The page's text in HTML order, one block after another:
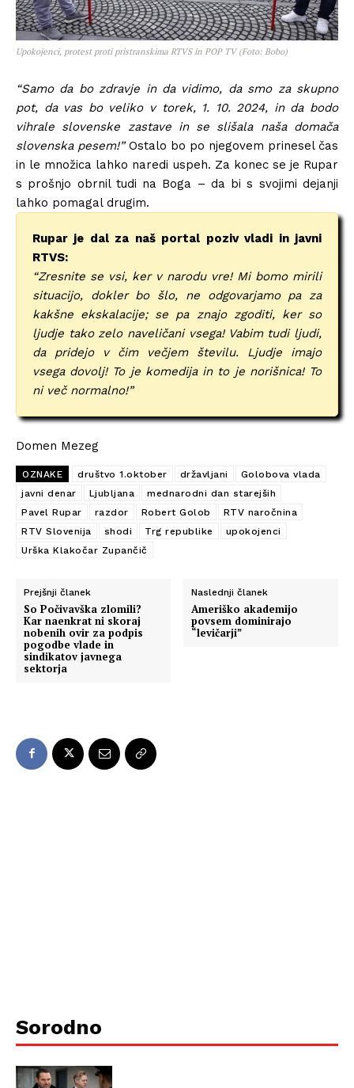
Upokojenci, protest proti pristranskima RTVS in POP TV (Foto: Bobo)
“Samo da bo zdravje in da vidimo, da smo za skupno
pot, da vas bo veliko v torek, 1. 10. 2024, in da bodo
vihrale slovenske zastave in se slišala naša domača
slovenska pesem!”Ostalo bo po njegovem prinesel čas
in le množica lahko naredi uspeh. Za konec se je Rupar
s prošnjo obrnil tudi na Boga – da bi s svojimi dejanji
lahko pomagal drugim.
Rupar je dal za naš portal poziv vladi in javni
RTVS:
“Zresnite se vsi, ker v narodu vre! Mi bomo mirili
situacijo, dokler bo šlo, ne odgovarjamo pa za
kakšne ekskalacije; se pa znajo zgoditi, ker so
ljudje tako zelo naveličani vsega! Vabim tudi ljudi,
da pridejo v čim večjem številu. Ljudje imajo
vsega dovolj! To je komedija in to je norišnica! To
ni več normalno!”
Domen Mezeg
OZNAKE društvo 1.oktober državljani
Golobova vlada
javni denar
Ljubljana
mednarodni dan starejših
Pavel Rupar
razdor Robert Golob
RTV naročnina
RTV Slovenija
shodi Trg republike
upokojenci
Urška Klakočar Zupančič
Prejšnji članek
So Počivavška zlomili?
Kar naenkrat ni skoraj
nobenih ovir za podpis
pogodbe vlade in
sindikatov javnega
sektorja
Naslednji članek
Ameriško akademijo
povsem dominirajo
“levičarji”
Sorodno